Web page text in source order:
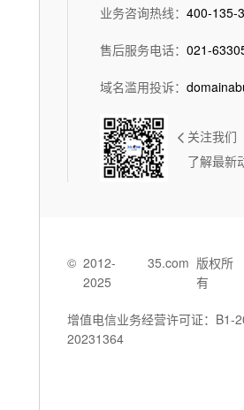
业务咨询热线： 400-135-
售后服务电话： 021-
域名滥用投诉：
关注我们
了解最新
© 2012-
2025
35.com 版权所
有
增值电信业务经营许可证：B1-
20231364